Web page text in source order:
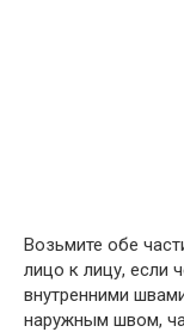
Возьмите обе
лицо к лицу, если
внутренними
наружным швом,